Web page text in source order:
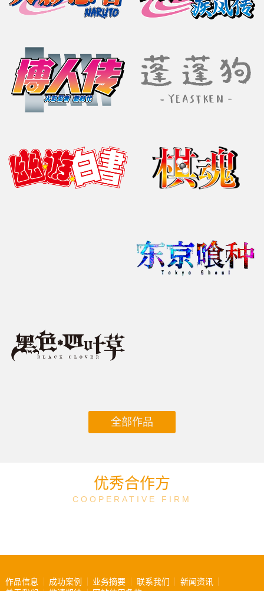
全部作品
优秀合作方
COOPERATIVE FIRM
作品信息 成功案例 业务摘要 联系我们
新闻资讯